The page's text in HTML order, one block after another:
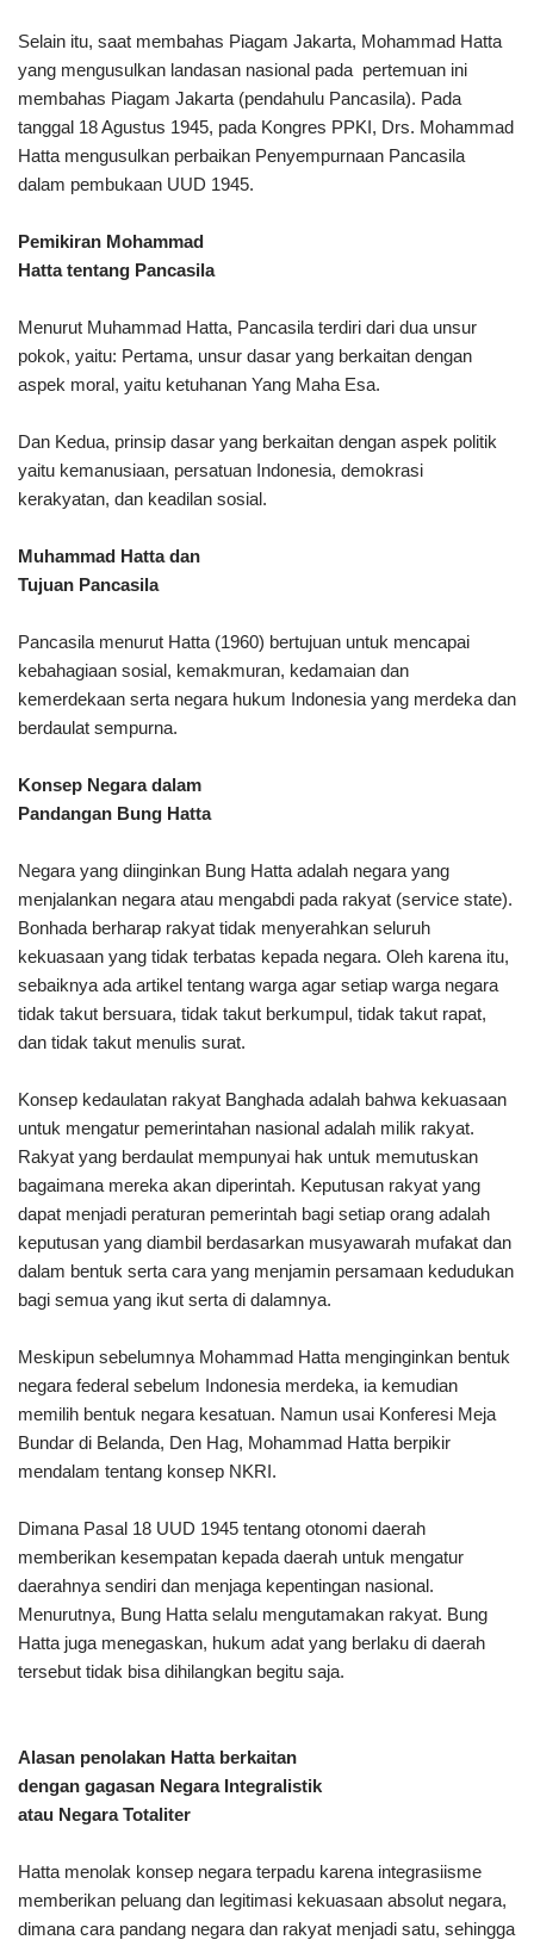
Selain itu, saat membahas Piagam Jakarta, Mohammad Hatta
yang mengusulkan landasan nasional pada pertemuan ini
membahas Piagam Jakarta (pendahulu Pancasila). Pada
tanggal 18 Agustus 1945, pada Kongres PPKI, Drs. Mohammad
Hatta mengusulkan perbaikan Penyempurnaan Pancasila
dalam pembukaan UUD 1945.
Pemikiran Mohammad
Hatta tentang Pancasila
Menurut Muhammad Hatta, Pancasila terdiri dari dua unsur
pokok, yaitu: Pertama, unsur dasar yang berkaitan dengan
aspek moral, yaitu ketuhanan Yang Maha Esa.
Dan Kedua, prinsip dasar yang berkaitan dengan aspek politik
yaitu kemanusiaan, persatuan Indonesia, demokrasi
kerakyatan, dan keadilan sosial.
Muhammad Hatta dan
Tujuan Pancasila
Pancasila menurut Hatta (1960) bertujuan untuk mencapai
kebahagiaan sosial, kemakmuran, kedamaian dan
kemerdekaan serta negara hukum Indonesia yang merdeka dan
berdaulat sempurna.
Konsep Negara dalam
Pandangan Bung Hatta
Negara yang diinginkan Bung Hatta adalah negara yang
menjalankan negara atau mengabdi pada rakyat (service state).
Bonhada berharap rakyat tidak menyerahkan seluruh
kekuasaan yang tidak terbatas kepada negara. Oleh karena itu,
sebaiknya ada artikel tentang warga agar setiap warga negara
tidak takut bersuara, tidak takut berkumpul, tidak takut rapat,
dan tidak takut menulis surat.
Konsep kedaulatan rakyat Banghada adalah bahwa kekuasaan
untuk mengatur pemerintahan nasional adalah milik rakyat.
Rakyat yang berdaulat mempunyai hak untuk memutuskan
bagaimana mereka akan diperintah. Keputusan rakyat yang
dapat menjadi peraturan pemerintah bagi setiap orang adalah
keputusan yang diambil berdasarkan musyawarah mufakat dan
dalam bentuk serta cara yang menjamin persamaan kedudukan
bagi semua yang ikut serta di dalamnya.
Meskipun sebelumnya Mohammad Hatta menginginkan bentuk
negara federal sebelum Indonesia merdeka, ia kemudian
memilih bentuk negara kesatuan. Namun usai Konferesi Meja
Bundar di Belanda, Den Hag, Mohammad Hatta berpikir
mendalam tentang konsep NKRI.
Dimana Pasal 18 UUD 1945 tentang otonomi daerah
memberikan kesempatan kepada daerah untuk mengatur
daerahnya sendiri dan menjaga kepentingan nasional.
Menurutnya, Bung Hatta selalu mengutamakan rakyat. Bung
Hatta juga menegaskan, hukum adat yang berlaku di daerah
tersebut tidak bisa dihilangkan begitu saja.
Alasan penolakan Hatta berkaitan
dengan gagasan Negara Integralistik
atau Negara Totaliter
Hatta menolak konsep negara terpadu karena integrasiisme
memberikan peluang dan legitimasi kekuasaan absolut negara,
dimana cara pandang negara dan rakyat menjadi satu, sehingga